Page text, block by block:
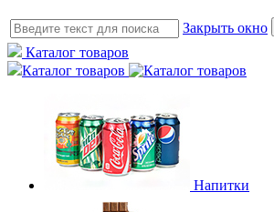
Закрыть окно
Каталог товаров
Каталог товаров
Напитки